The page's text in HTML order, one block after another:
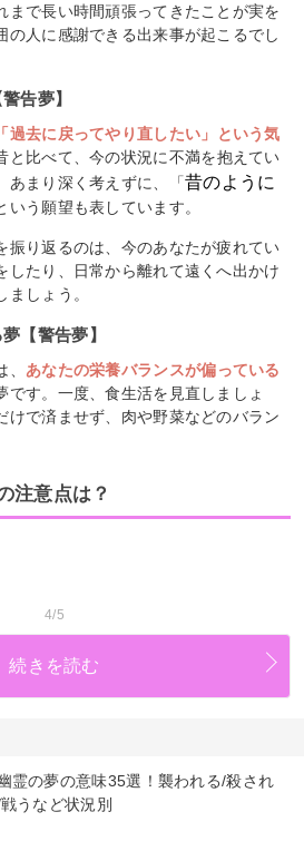
まで長い時間頑張ってきたことが実を
の人に感謝できる出来事が起こるでし
告夢】
「過去に戻ってやり直したい」という気
と比べて、今の状況に不満を抱えてい
あまり深く考えずに、「昔のように
う願望も表しています。
振り返るのは、今のあなたが疲れてい
したり、日常から離れて遠くへ出かけ
しょう。
【警告夢】
あなたの栄養バランスが偏っている
です。一度、食生活を見直しましょ
けで済ませず、肉や野菜などのバラン
注意点は？
4/5
続きを読む
霊の夢の意味35選！襲われる/殺され
うなど状況別